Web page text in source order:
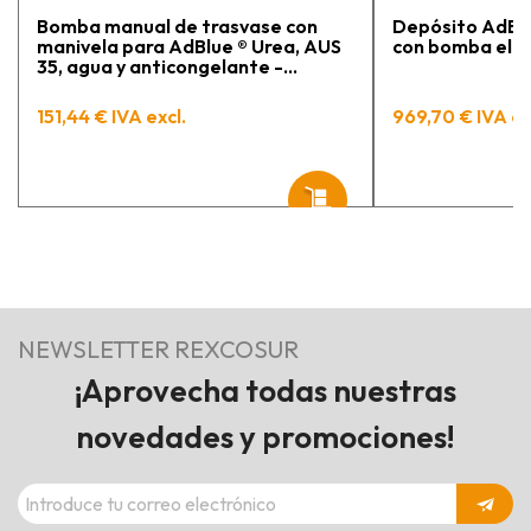
Bomba manual de trasvase con
manivela para AdBlue ® Urea, AUS
35, agua y anticongelante -
PIUSI
151,44 € IVA excl.
Depósito
con bomba
969,70 € IVA
NEWSLETTER REXCOSUR
¡Aprovecha todas nuestras
novedades y promociones!